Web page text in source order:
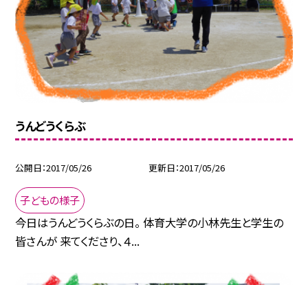
うんどうくらぶ
公開日 2017/05/26 更新日 2017/05/26
子どもの様子
今日はうんどうくらぶの日。 体育大学の小林先生と学生の
皆さんが 来てくださり、４...